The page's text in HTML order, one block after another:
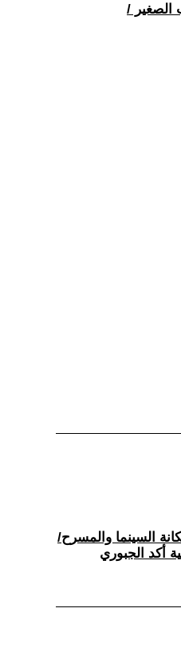
السينما والمسرح/
أكد الجبوري